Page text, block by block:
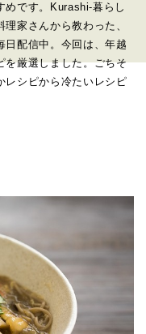
めです。Kurashi-暮らし
家さんから教わった、
日配信中。今回は、年越
を厳選しました。ごちそ
レシピから冷たいレシピ